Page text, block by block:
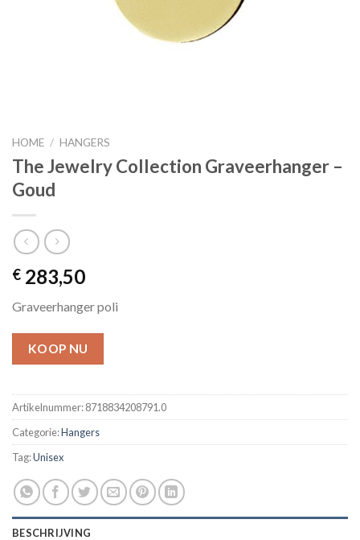
HOME / HANGERS
The Jewelry Collection Graveerhanger –
Goud
€ 283,50
Graveerhanger poli
KOOP NU
Artikelnummer:8718834208791.0
Categorie:Hangers
Tag:Unisex
BESCHRIJVING